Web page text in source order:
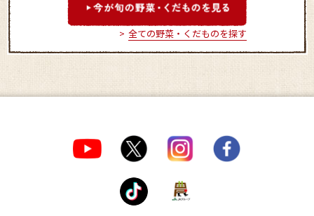
全ての野菜・くだものを探す